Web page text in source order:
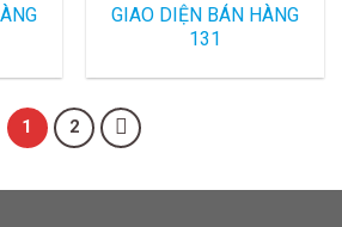
GIAO DIỆN BÁN HÀNG
131
1 2